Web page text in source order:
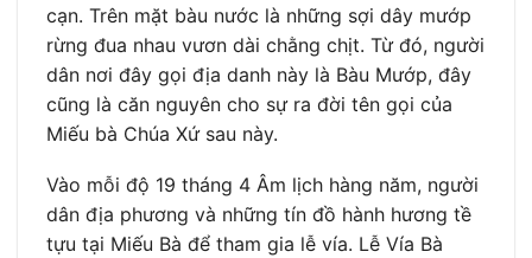
cạn. Trên mặt bàu nước là những sợi dây mướp
rừng đua nhau vươn dài chằng chịt. Từ đó, người
dân nơi đây gọi địa danh này là Bàu Mướp, đây
cũng là căn nguyên cho sự ra đời tên gọi của
Miếu bà Chúa Xứ sau này.
Vào mỗi độ 19 tháng 4 Âm lịch hàng năm, người
dân địa phương và những tín đồ hành hương tề
tựu tại Miếu Bà để tham gia lễ vía. Lễ Vía Bà